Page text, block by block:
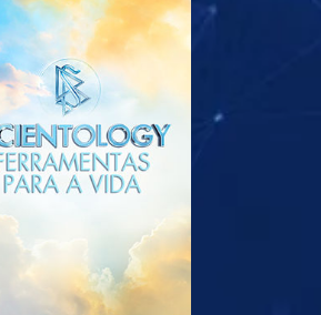
EXPLORE A SÉRIE